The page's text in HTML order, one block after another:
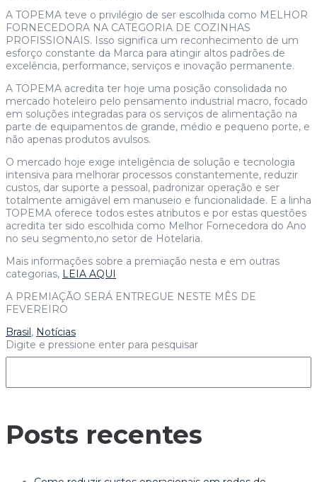
A TOPEMA teve o privilégio de ser escolhida como MELHOR
FORNECEDORA NA CATEGORIA DE COZINHAS
PROFISSIONAIS. Isso significa um reconhecimento de um
esforço constante da Marca para atingir altos padrões de
excelência, performance, serviços e inovação permanente.
A TOPEMA acredita ter hoje uma posição consolidada no
mercado hoteleiro pelo pensamento industrial macro, focado
em soluções integradas para os serviços de alimentação na
parte de equipamentos de grande, médio e pequeno porte, e
não apenas produtos avulsos.
O mercado hoje exige inteligência de solução e tecnologia
intensiva para melhorar processos constantemente, reduzir
custos, dar suporte a pessoal, padronizar operação e ser
totalmente amigável em manuseio e funcionalidade. E a linha
TOPEMA oferece todos estes atributos e por estas questões
acredita ter sido escolhida como Melhor Fornecedora do Ano
no seu segmento,no setor de Hotelaria.
Mais informações sobre a premiação nesta e em outras
categorias, LEIA AQUI
A PREMIAÇÃO SERÁ ENTREGUE NESTE MÊS DE
FEVEREIRO
Brasil , Notícias
Digite e pressione enter para pesquisar
Posts recentes